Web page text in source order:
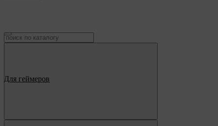
Для геймеров